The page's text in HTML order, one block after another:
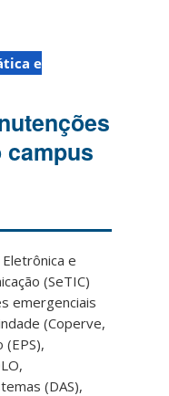
e
campus
e
(SeTIC)
emergenciais
(Coperve,
(DAS),